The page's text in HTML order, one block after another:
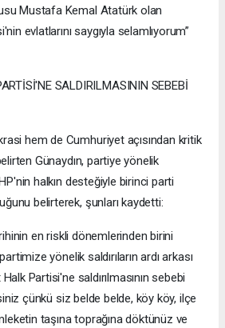
Mustafa Kemal Atatürk olan
evlatlarını saygıyla selamlıyorum”
SALDIRILMASININ SEBEBİ
hem de Cumhuriyet açısından kritik
Günaydın, partiye yönelik
halkın desteğiyle birinci parti
belirterek, şunları kaydetti:
en riskli dönemlerinden birini
yönelik saldırıların ardı arkası
Partisi'ne saldırılmasının sebebi
çünkü siz belde belde, köy köy, ilçe
taşına toprağına döktünüz ve